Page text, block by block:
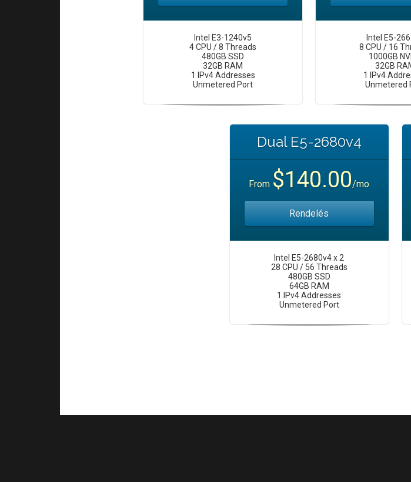
Intel E3-1240v5
4 CPU / 8 Threads
480GB SSD
32GB RAM
1 IPv4 Addresses
Unmetered Port
Intel E5-
8 CPU / 16
1000GB
32GB
1 IPv4
Unmetered
Dual E5-2680v4
From $140.00/mo
Rendelés
Intel E5-2680v4 x 2
28 CPU / 56 Threads
480GB SSD
64GB RAM
1 IPv4 Addresses
Unmetered Port